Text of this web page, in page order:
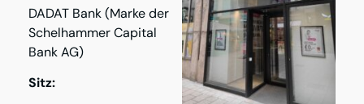
DADAT Bank (Marke der
Schelhammer Capital
Bank AG)
Sitz: